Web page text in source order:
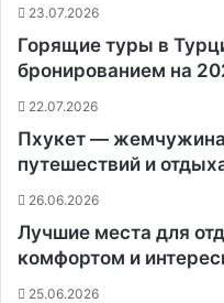
23.07.2026
Горящие туры в
бронированием на
22.07.2026
Пхукет —
путешествий и
26.06.2026
Лучшие места для
комфортом и
25.06.2026